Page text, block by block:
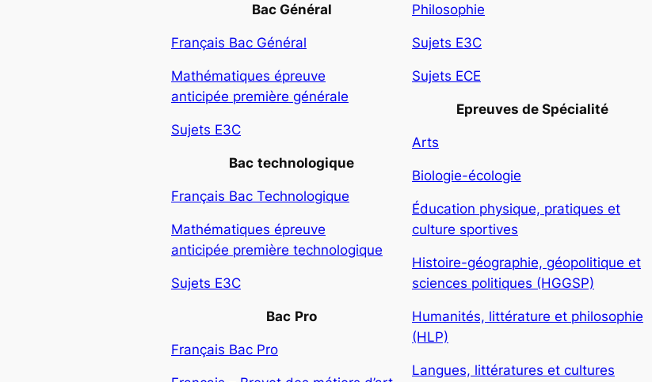
Bac Général
Français Bac Général
Mathématiques épreuve
anticipée première générale
Sujets E3C
Bac technologique
Français Bac Technologique
Mathématiques épreuve
anticipée première technologique
Sujets E3C
Bac Pro
Français Bac Pro
Philosophie
Sujets E3C
Sujets ECE
Epreuves de Spécialité
Arts
Biologie-écologie
Éducation physique, pratiques et
culture sportives
Histoire-géographie, géopolitique et
sciences politiques (HGGSP)
Humanités, littérature et philosophie
(HLP)
Langues, littératures et cultures